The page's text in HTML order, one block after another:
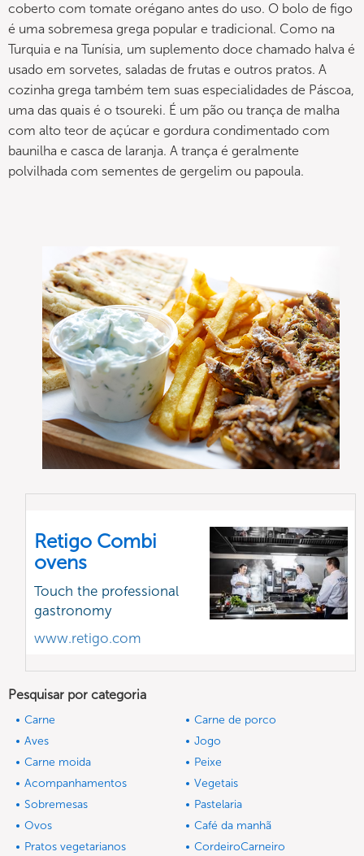
coberto com tomate orégano antes do uso. O bolo de figo
é uma sobremesa grega popular e tradicional. Como na
Turquia e na Tunísia, um suplemento doce chamado halva é
usado em sorvetes, saladas de frutas e outros pratos. A
cozinha grega também tem suas especialidades de Páscoa,
uma das quais é o tsoureki. É um pão ou trança de malha
com alto teor de açúcar e gordura condimentado com
baunilha e casca de laranja. A trança é geralmente
polvilhada com sementes de gergelim ou papoula.
Retigo Combi
ovens
Touch the professional
gastronomy
www.retigo.com
Pesquisar por categoria
Carne
Carne de porco
Aves
Jogo
Carne moida
Peixe
Acompanhamentos
Vegetais
Sobremesas
Pastelaria
Ovos
Café da manhã
Pratos vegetarianos
CordeiroCarneiro